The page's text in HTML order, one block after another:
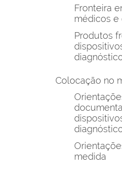
Fronteira
médicos e
Produtos
Colocação no
medida